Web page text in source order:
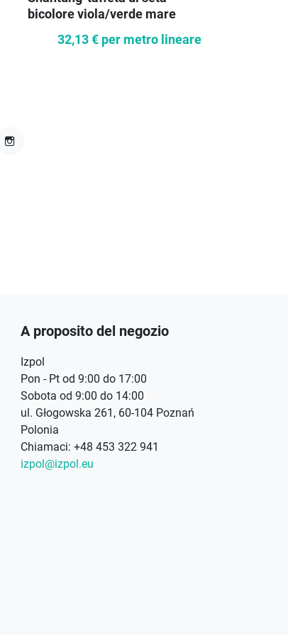
bicolore viola/verde mare
32,13 € per metro lineare
A proposito del negozio
Izpol
Pon - Pt od 9:00 do 17:00
Sobota od 9:00 do 14:00
ul. Głogowska 261, 60-104 Poznań
Polonia
Chiamaci: +48 453 322 941
izpol@izpol.eu